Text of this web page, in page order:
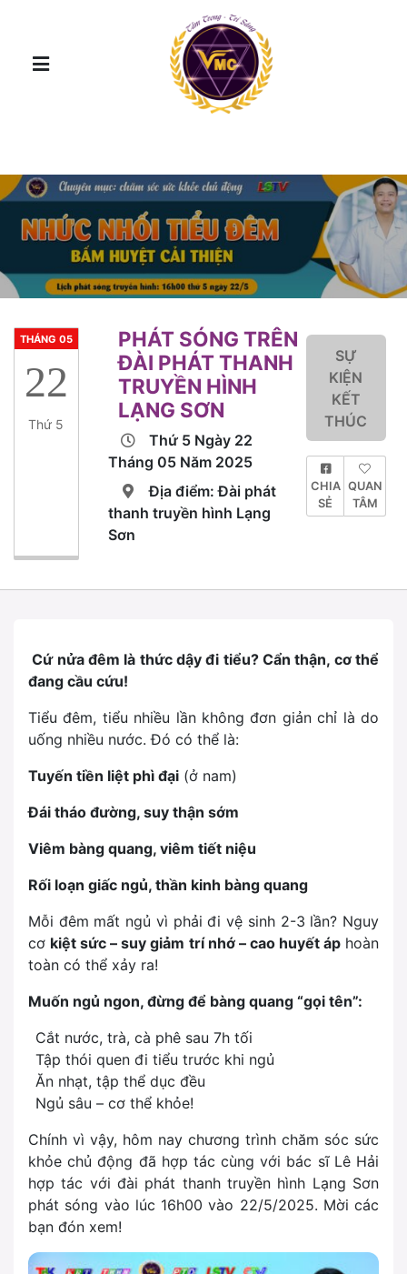
THÁNG 05
22
Thứ 5
PHÁT SÓNG TRÊN
ĐÀI PHÁT THANH
TRUYỀN HÌNH
LẠNG SƠN
Thứ 5 Ngày 22
Tháng 05 Năm 2025
Địa điểm: Đài phát
thanh truyền hình Lạng
Sơn
SỰ
KIỆN
KẾT
THÚC
CHIA
SẺ
QUAN
TÂM
Cứ nửa đêm là thức dậy đi tiểu? Cẩn thận, cơ thể
đang cầu cứu!
Tiểu đêm, tiểu nhiều lần không đơn giản chỉ là do
uống nhiều nước. Đó có thể là:
Tuyến tiền liệt phì đại (ở nam)
Đái tháo đường, suy thận sớm
Viêm bàng quang, viêm tiết niệu
Rối loạn giấc ngủ, thần kinh bàng quang
Mỗi đêm mất ngủ vì phải đi vệ sinh 2-3 lần? Nguy
cơ kiệt sức – suy giảm trí nhớ – cao huyết áphoàn
toàn có thể xảy ra!
Muốn ngủ ngon, đừng để bàng quang “gọi tên”:
Cắt nước, trà, cà phê sau 7h tối
Tập thói quen đi tiểu trước khi ngủ
Ăn nhạt, tập thể dục đều
Ngủ sâu – cơ thể khỏe!
Chính vì vậy, hôm nay chương trình chăm sóc sức
khỏe chủ động đã hợp tác cùng với bác sĩ Lê Hải
hợp tác với đài phát thanh truyền hình Lạng Sơn
phát sóng vào lúc 16h00 vào 22/5/2025. Mời các
bạn đón xem!